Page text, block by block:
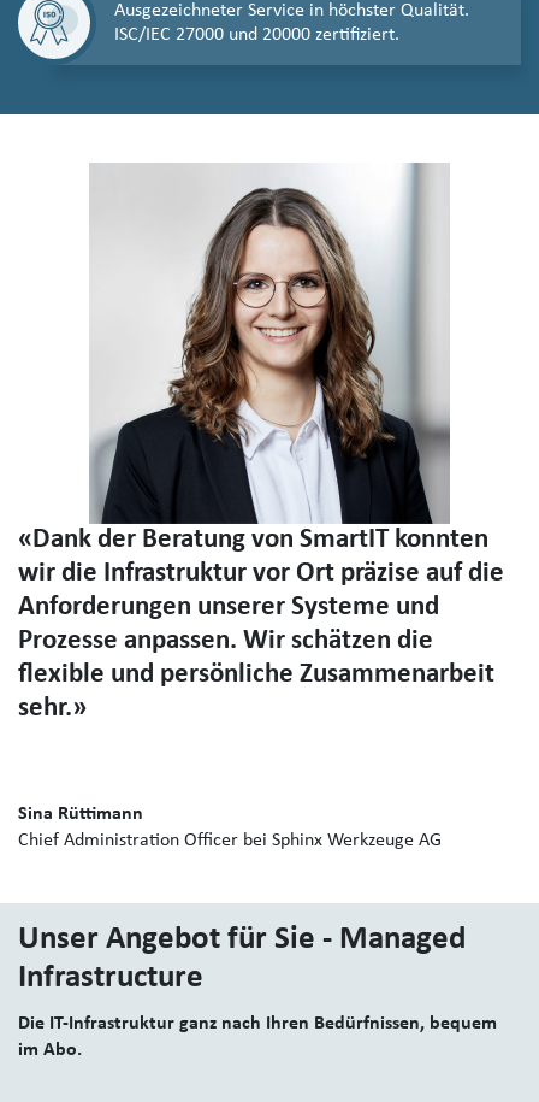
Ausgezeichneter Service in höchster Qualität.
ISC/IEC 27000 und 20000 zertifiziert.
«Dank der Beratung von SmartIT konnten
wir die Infrastruktur vor Ort präzise auf die
Anforderungen unserer Systeme und
Prozesse anpassen. Wir schätzen die
flexible und persönliche Zusammenarbeit
sehr.»
Sina Rüttimann
Chief Administration Officer bei Sphinx Werkzeuge AG
Unser Angebot für Sie - Managed
Infrastructure
Die IT-Infrastruktur ganz nach Ihren Bedürfnissen, bequem
im Abo.